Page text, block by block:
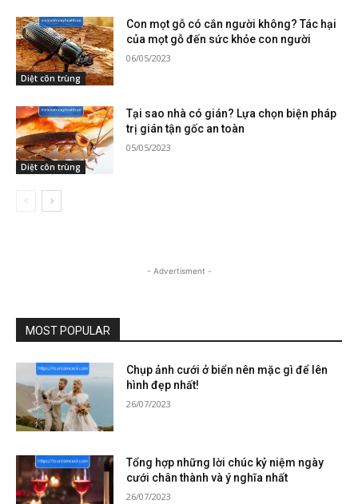
Diệt côn trùng
Con mọt gỗ có cắn người không? Tác hại
của mọt gỗ đến sức khỏe con người
06/05/2023
Diệt côn trùng
Tại sao nhà có gián? Lựa chọn biện pháp
trị gián tận gốc an toàn
05/05/2023
- Advertisment -
MOST POPULAR
Chụp ảnh cưới ở biển nên mặc gì để lên
hình đẹp nhất!
26/07/2023
Tổng hợp những lời chúc kỷ niệm ngày
cưới chân thành và ý nghĩa nhất
26/07/2023